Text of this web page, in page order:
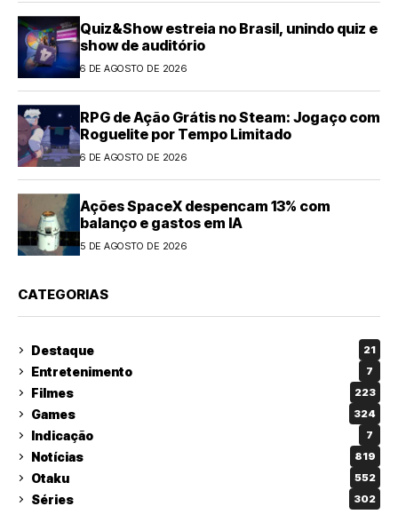
Quiz&Show estreia no Brasil, unindo quiz e
show de auditório
6 DE AGOSTO DE 2026
RPG de Ação Grátis no Steam: Jogaço com
Roguelite por Tempo Limitado
6 DE AGOSTO DE 2026
Ações SpaceX despencam 13% com
balanço e gastos em IA
5 DE AGOSTO DE 2026
CATEGORIAS
Destaque 21
Entretenimento 7
Filmes 223
Games 324
Indicação 7
Notícias 819
Otaku 552
Séries 302